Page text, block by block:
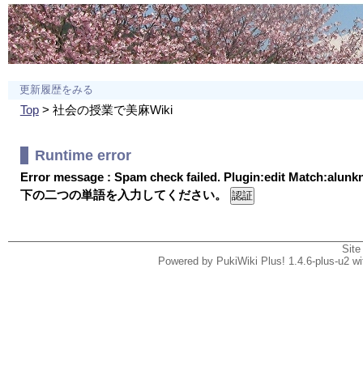
更新履歴をみる
Top> 社会の授業で美麻Wiki
Runtime error
Error message : Spam check failed. Plugin:edit
下の二つの単語を入力してください。
Powered by PukiWiki Plus! 1.4.6-plus-u2